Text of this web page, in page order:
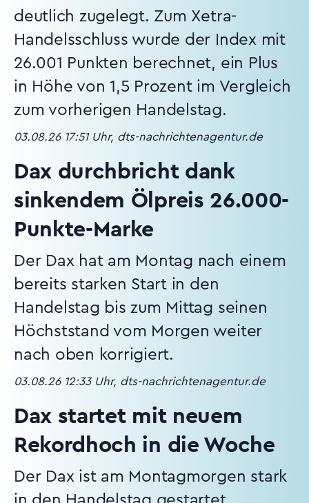
deutlich zugelegt. Zum Xetra-
Handelsschluss wurde der Index mit
26.001 Punkten berechnet, ein Plus
in Höhe von 1,5 Prozent im Vergleich
zum vorherigen Handelstag.
03.08.26 17:51 Uhr, dts-nachrichtenagentur.de
Dax durchbricht dank
sinkendem Ölpreis 26.000-
Punkte-Marke
Der Dax hat am Montag nach einem
bereits starken Start in den
Handelstag bis zum Mittag seinen
Höchststand vom Morgen weiter
nach oben korrigiert.
03.08.26 12:33 Uhr, dts-nachrichtenagentur.de
Dax startet mit neuem
Rekordhoch in die Woche
Der Dax ist am Montagmorgen stark